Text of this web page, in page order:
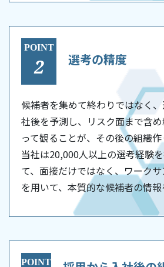
POINT
2 選考の精度
候補者を集めて終わりではなく
社後を予測し、リスク面まで含
って観ることが、その後の組織作
当社は20,000人以上の選考経験
て、面接だけではなく、ワーク
を用いて、本質的な候補者の情報
POINT